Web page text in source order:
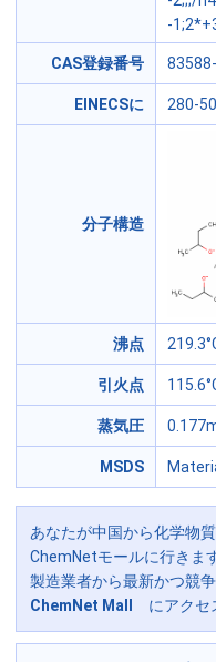
-
CAS登録番号
EINECSに 280-
分子構造
沸点
引火点
蒸気圧
MSDS
あなたが中国から化学物
ChemNetモールに行きま
製造業者から最新かつ競
ChemNet Mall
にアクセ